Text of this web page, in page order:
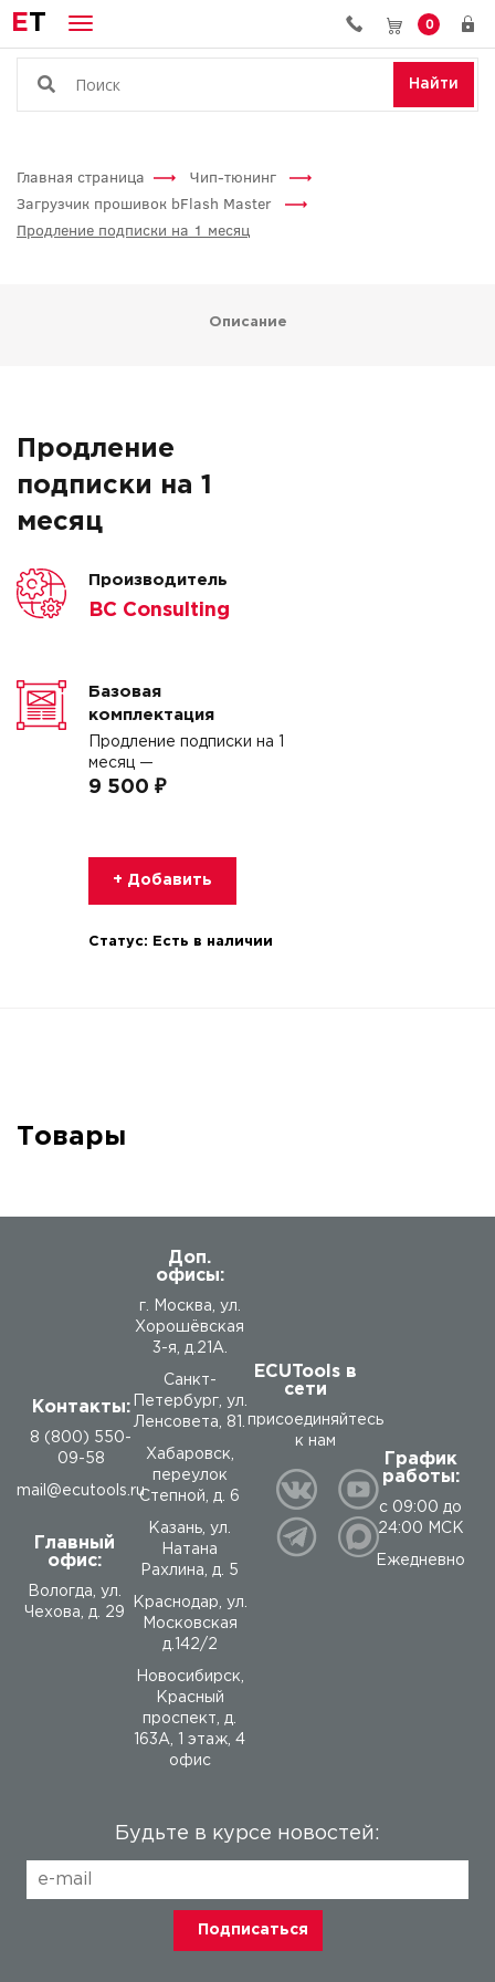
ET 0
Найти
Главная страница
Чип-тюнинг
Загрузчик прошивок bFlash Master
Продление подписки на 1 месяц
Описание
Продление
подписки на 1
месяц
Производитель
BC Consulting
Базовая
комплектация
Продление подписки на 1
месяц —
9 500 ₽
+ Добавить
Статус: Есть в наличии
Товары
Контакты:
8 (800) 550-
09-58
mail@ecutools.ru
Главный
офис:
Вологда
ул.
Чехова, д. 29
Доп.
офисы:
г. Москва, ул.
Хорошёвская
3-я, д.21А.
Санкт-
Петербург, ул.
Ленсовета, 81.
Хабаровск,
переулок
Степной, д. 6
Казань, ул.
Натана
Рахлина, д. 5
Краснодар, ул.
Московская
д.142/2
Новосибирск,
Красный
проспект, д.
163А, 1 этаж, 4
офис
ECUTools в
сети
присоединяйтесь
к нам
График
работы:
с 09:00 до
24:00 МСК
Ежедневно
Будьте в курсе новостей: